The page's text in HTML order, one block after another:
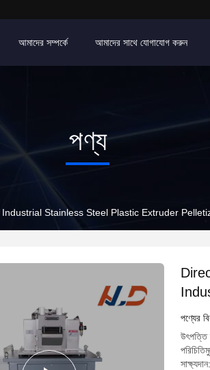
আমাদের সম্পর্কে আমাদের সাথে যোগাযোগ করুন
পণ্য
Stainless Steel Plastic Extruder
পণ্যের
উৎপত্তি